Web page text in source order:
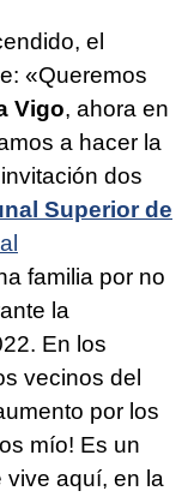
el
«Queremos
Vigo, ahora en
a hacer la
dos
Superior de
familia por no
la
En los
vecinos del
por los
mío! Es un
vive aquí, en la